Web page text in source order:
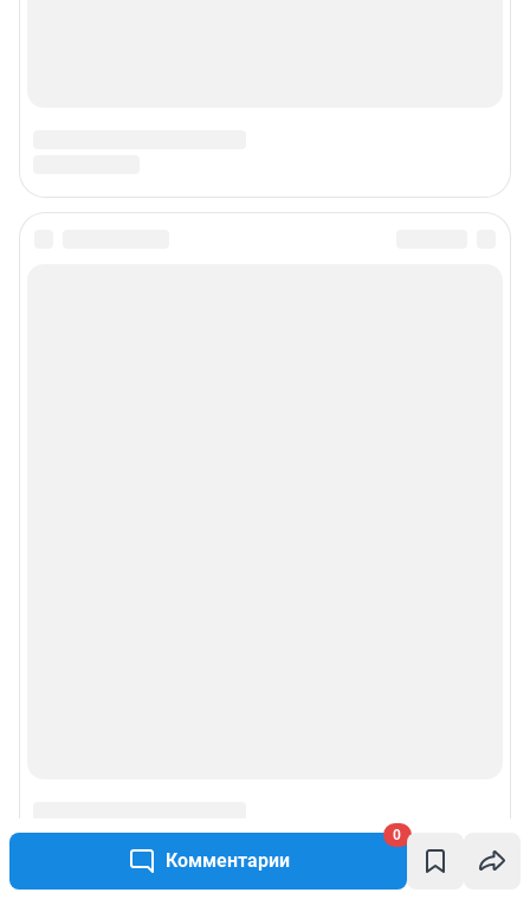
Комментарии
0